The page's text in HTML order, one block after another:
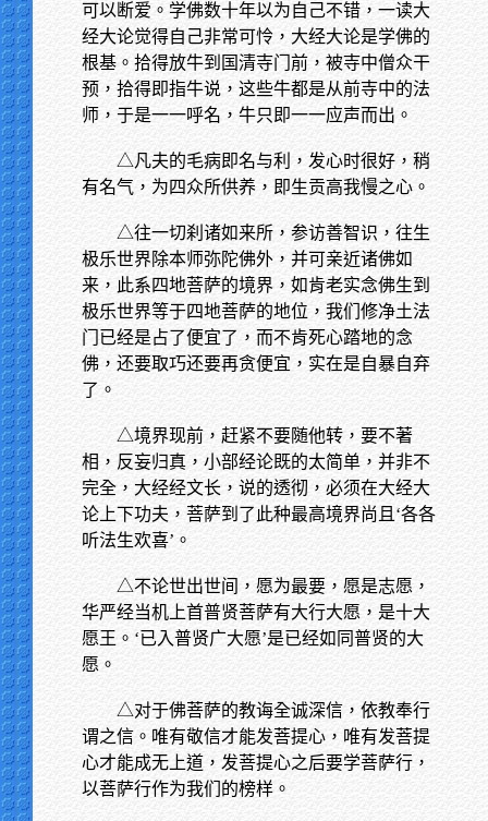
可以断爱。学佛数十年以为自己不错，一读大
经大论觉得自己非常可怜，大经大论是学佛的
根基。拾得放牛到国清寺门前，被寺中僧众干
预，拾得即指牛说，这些牛都是从前寺中的法
师，于是一一呼名，牛只即一一应声而出。
△凡夫的毛病即名与利，发心时很好，稍
有名气，为四众所供养，即生贡高我慢之心。
△往一切刹诸如来所，参访善智识，往生
极乐世界除本师弥陀佛外，并可亲近诸佛如
来，此系四地菩萨的境界，如肯老实念佛生到
极乐世界等于四地菩萨的地位，我们修净土法
门已经是占了便宜了，而不肯死心踏地的念
佛，还要取巧还要再贪便宜，实在是自暴自弃
了。
△境界现前，赶紧不要随他转，要不著
相，反妄归真，小部经论既的太简单，并非不
完全，大经经文长，说的透彻，必须在大经大
论上下功夫，菩萨到了此种最高境界尚且‘各各
听法生欢喜’。
△不论世出世间，愿为最要，愿是志愿，
华严经当机上首普贤菩萨有大行大愿，是十大
愿王。‘已入普贤广大愿’是已经如同普贤的大
愿。
△对于佛菩萨的教诲全诚深信，依教奉行
谓之信。唯有敬信才能发菩提心，唯有发菩提
心才能成无上道，发菩提心之后要学菩萨行，
以菩萨行作为我们的榜样。